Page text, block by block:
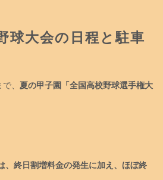
球大会の日程と駐車
で、 夏の甲子園「全国高校野球選手権大
、終日割増料金の発生に加え、ほぼ終